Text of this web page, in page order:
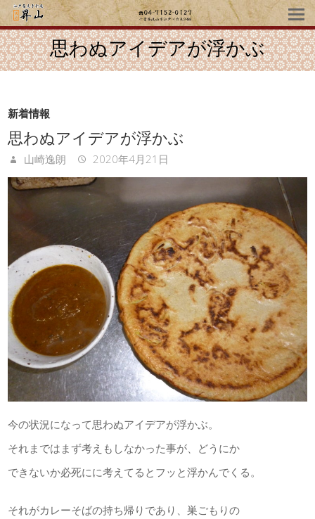
思わぬアイデアが浮かぶ
新着情報
思わぬアイデアが浮かぶ
山崎逸朗 2020年4月21日
今の状況になって思わぬアイデアが浮かぶ。
それまではまず考えもしなかった事が、どうにか
できないか必死にに考えてるとフッと浮かんでくる。
それがカレーそばの持ち帰りであり、巣ごもりの